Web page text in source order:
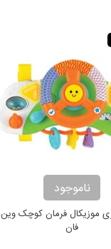
ناموجود
موزیکال فرمان کوچک وین
فان